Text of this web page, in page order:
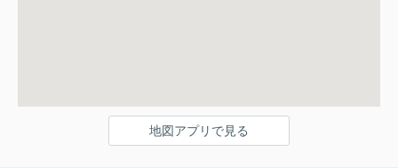
地図アプリで見る